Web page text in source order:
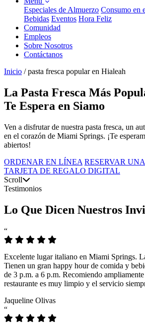
Especiales de Almuerzo Consumo en
Bebidas Eventos Hora Feliz
Comunidad
Empleos
Sobre Nosotros
Contáctanos
Inicio / pasta fresca popular en Hialeah
La Pasta Fresca Más
Te Espera en Siamo
Ven a disfrutar de nuestra pasta fresca, un
en el corazón de Miami Springs. ¡Te
abiertos!
ORDENAR EN LÍNEA RESERVAR
TARJETA DE REGALO DIGITAL
Scroll
Testimonios
Lo Que Dicen Nuestros
“
Excelente lugar italiano en Miami Springs.
Tienen un gran happy hour de comida y
de 3 p.m. a 6 p.m. Recomiendo
restaurante es muy limpio y el servicio
Jaqueline Olivas
“